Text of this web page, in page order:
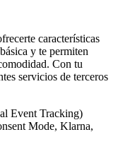
características
y te permiten
Con tu
servicios de terceros
Event Tracking)
Mode, Klarna,